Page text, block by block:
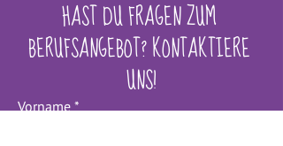
HAST DU FRAGEN ZUM
BERUFSANGEBOT? KONTAKTIERE
UNS!
Vorname *